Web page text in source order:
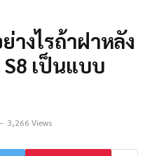
างไรถ้าฝาหลัง
S8 เป็นแบบ
3,266 Views